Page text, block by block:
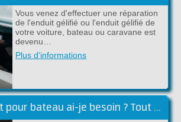
Vous venez d'effectuer une réparation
de l'enduit gélifié ou l'enduit gélifié de
votre voiture, bateau ou caravane est
devenu…
Plus d'informations
De quel apprêt pour bateau ai-je besoin ? Tout sur l'apprêt pour bateaux !